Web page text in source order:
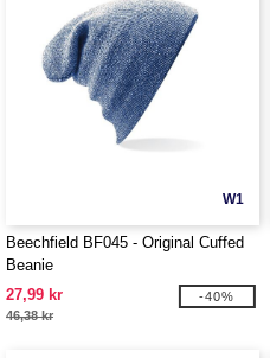
W1
Beechfield BF045 - Original Cuffed
Beanie
27,99 kr
46,38 kr
-40%